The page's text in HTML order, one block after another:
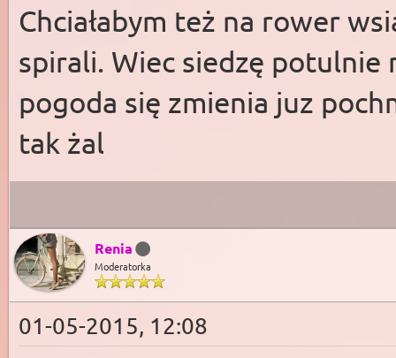
Chciałabym też na rower
spirali. Wiec siedzę potulnie
pogoda się zmienia juz
tak żal
Renia
Moderatorka
01-05-2015, 12:08